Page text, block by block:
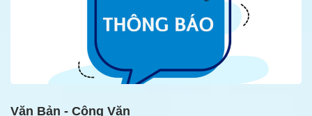
Văn Bản - Công Văn